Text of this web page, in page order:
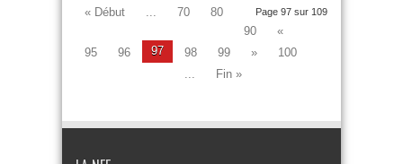
Page 97 sur 109
« Début ... 70
80
90
«
95
96 97 98 99 »
100
...
Fin »